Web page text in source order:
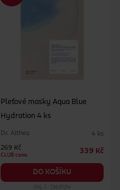
Pleťové masky Aqua Blue
Hydration 4 ks
Dr. Althea 4 ks
269 Kč
CLUB cena
339 Kč
DO KOŠÍKU
Obj. č.: 1363104